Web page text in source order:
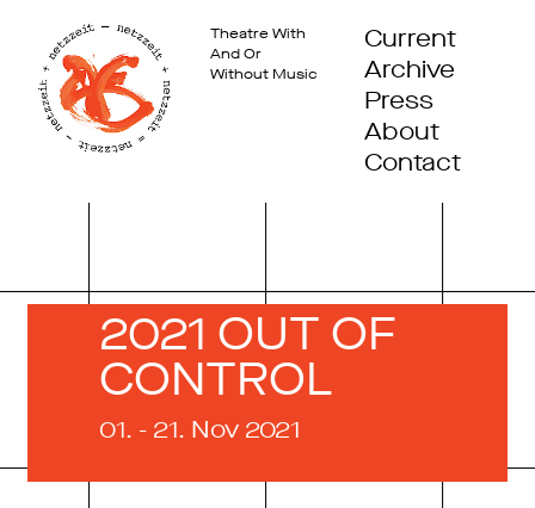
Theatre With
And Or
Without Music
Current
Archive
Press
About
Contact
2021 OUT OF
CONTROL
01. - 21. Nov 2021